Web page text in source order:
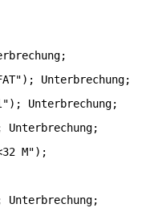
Unterbrechung;
Unterbrechung;
M");